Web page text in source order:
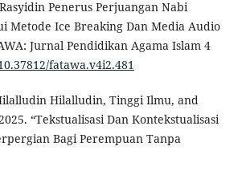
Penerus Perjuangan Nabi
Metode Ice Breaking Dan Media Audio
Jurnal Pendidikan Agama Islam 4
fatawa.v4i2.481
Hilalludin, Tinggi Ilmu, and
“Tekstualisasi Dan Kontekstualisasi
Bagi Perempuan Tanpa